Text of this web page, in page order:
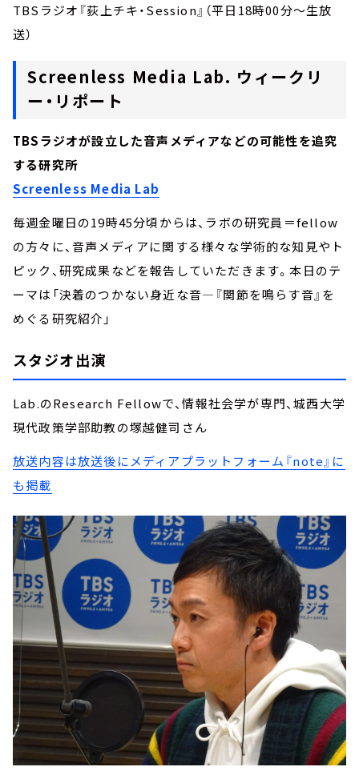
TBSラジオ『荻上チキ・Session』（平日18時00分～生放
送）
Screenless Media Lab. ウィークリ
ー・リポート
TBSラジオが設立した音声メディアなどの可能性を追究
する研究所
Screenless Media Lab
毎週金曜日の19時45分頃からは、ラボの研究員＝fellow
の方々に、音声メディアに関する様々な学術的な知見やト
ピック、研究成果などを報告していただきます。本日のテ
ーマは「決着のつかない身近な音―『関節を鳴らす音』を
めぐる研究紹介」
スタジオ出演
Lab.のResearch Fellowで、情報社会学が専門、城西大学
現代政策学部助教の塚越健司さん
放送内容は放送後にメディアプラットフォーム『note』に
も掲載